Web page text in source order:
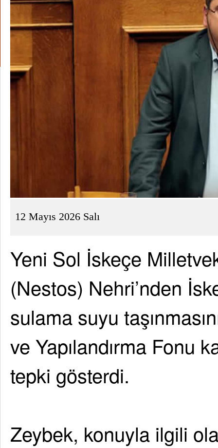
12 Mayıs 2026 Salı
Yeni Sol İskeçe
(Nestos) Nehri’nden
sulama suyu
ve Yapılandırma Fonu
tepki gösterdi.
Zeybek, konuyla ilgili